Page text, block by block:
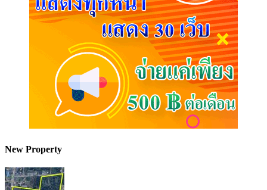
New Property